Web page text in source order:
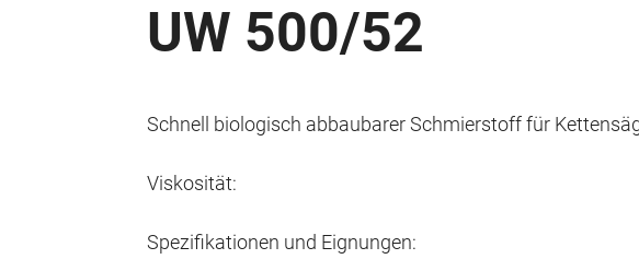
UW 500/52
Schnell biologisch abbaubarer Schmierstoff für
Viskosität:
Spezifikationen und Eignungen: